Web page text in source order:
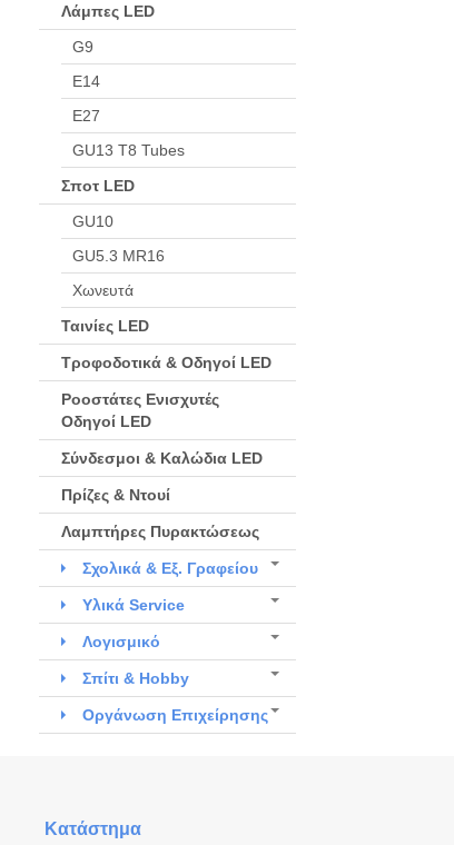
Λάμπες LED
G9
Ε14
Ε27
GU13 T8 Tubes
Σποτ LED
GU10
GU5.3 MR16
Χωνευτά
Ταινίες LED
Τροφοδοτικά & Οδηγοί LED
Ροοστάτες Ενισχυτές
Οδηγοί LED
Σύνδεσμοι & Καλώδια LED
Πρίζες & Ντουί
Λαμπτήρες Πυρακτώσεως
Σχολικά & Εξ. Γραφείου
Υλικά Service
Λογισμικό
Σπίτι & Hobby
Οργάνωση Επιχείρησης
Κατάστημα